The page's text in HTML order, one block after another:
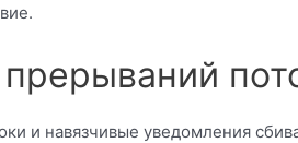
и навязчивые уведомления